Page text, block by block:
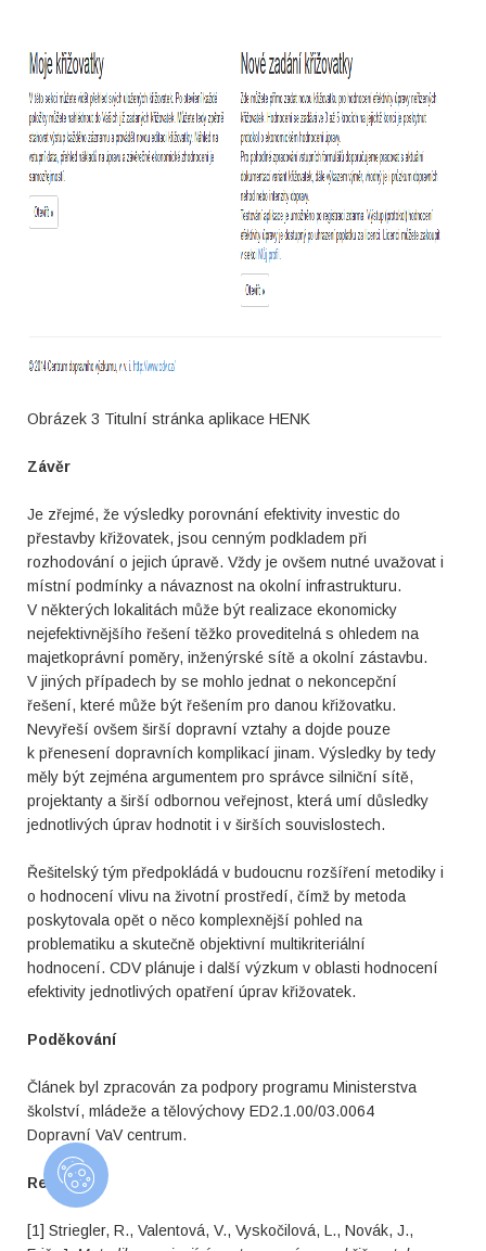
Obrázek 3 Titulní stránka aplikace HENK
Závěr
Je zřejmé, že výsledky porovnání efektivity investic do
přestavby křižovatek, jsou cenným podkladem při
rozhodování o jejich úpravě. Vždy je ovšem nutné uvažovat i
místní podmínky a návaznost na okolní infrastrukturu.
V některých lokalitách může být realizace ekonomicky
nejefektivnějšího řešení těžko proveditelná s ohledem na
majetkoprávní poměry, inženýrské sítě a okolní zástavbu.
V jiných případech by se mohlo jednat o nekoncepční
řešení, které může být řešením pro danou křižovatku.
Nevyřeší ovšem širší dopravní vztahy a dojde pouze
k přenesení dopravních komplikací jinam. Výsledky by tedy
měly být zejména argumentem pro správce silniční sítě,
projektanty a širší odbornou veřejnost, která umí důsledky
jednotlivých úprav hodnotit i v širších souvislostech.
Řešitelský tým předpokládá v budoucnu rozšíření metodiky i
o hodnocení vlivu na životní prostředí, čímž by metoda
poskytovala opět o něco komplexnější pohled na
problematiku a skutečně objektivní multikriteriální
hodnocení. CDV plánuje i další výzkum v oblasti hodnocení
efektivity jednotlivých opatření úprav křižovatek.
Poděkování
Článek byl zpracován za podpory programu Ministerstva
školství, mládeže a tělovýchovy ED2.1.00/03.0064
Dopravní VaV centrum.
Reference
[1] Striegler, R., Valentová, V., Vyskočilová, L., Novák, J.,